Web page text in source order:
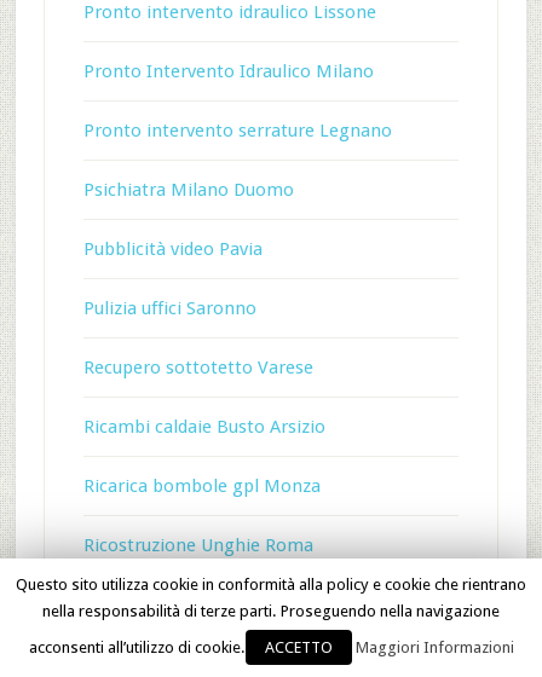
Pronto intervento idraulico Lissone
Pronto Intervento Idraulico Milano
Pronto intervento serrature Legnano
Psichiatra Milano Duomo
Pubblicità video Pavia
Pulizia uffici Saronno
Recupero sottotetto Varese
Ricambi caldaie Busto Arsizio
Ricarica bombole gpl Monza
Ricostruzione Unghie Roma
RIPARAZIONI LAVATRICI REX MILANO
RISTORANTE GIAPPONESE MILANO NAVIGLI
Questo sito utilizza cookie in conformità alla policy e cookie che rientrano
nella responsabilità di terze parti. Proseguendo nella navigazione
acconsenti all’utilizzo di cookie.
ACCETTO Maggiori Informazioni